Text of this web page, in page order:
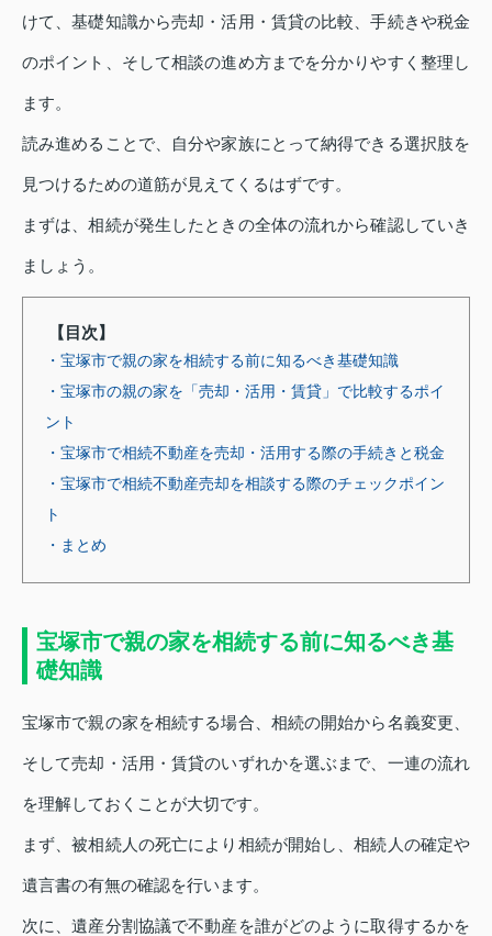
けて、基礎知識から売却・活用・賃貸の比較、手続きや税金
のポイント、そして相談の進め方までを分かりやすく整理し
ます。
読み進めることで、自分や家族にとって納得できる選択肢を
見つけるための道筋が見えてくるはずです。
まずは、相続が発生したときの全体の流れから確認していき
ましょう。
【目次】
・宝塚市で親の家を相続する前に知るべき基礎知識
・宝塚市の親の家を「売却・活用・賃貸」で比較するポイ
ント
・宝塚市で相続不動産を売却・活用する際の手続きと税金
・宝塚市で相続不動産売却を相談する際のチェックポイン
ト
・まとめ
宝塚市で親の家を相続する前に知るべき基
礎知識
宝塚市で親の家を相続する場合、相続の開始から名義変更、
そして売却・活用・賃貸のいずれかを選ぶまで、一連の流れ
を理解しておくことが大切です。
まず、被相続人の死亡により相続が開始し、相続人の確定や
遺言書の有無の確認を行います。
次に、遺産分割協議で不動産を誰がどのように取得するかを